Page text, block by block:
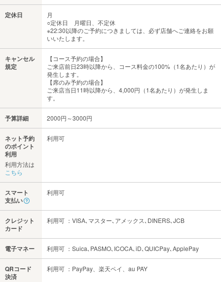
定休日
月
○定休日 月曜日、不定休
※22:30以降のご予約につきましては、必ず店舗へご連絡をお願
いいたします。
キャンセル
規定
【コース予約の場合】
ご来店前日23時以降から、コース料金の100%（1名あたり）が
発生します。
【席のみ予約の場合】
ご来店当日11時以降から、4,000円（1名あたり）が発生しま
す。
予算詳細 2000円～3000円
ネット予約
のポイント
利用
利用方法は
こちら
利用可
スマート
支払い
利用可
クレジット
カード
利用可 ：VISA､マスター､アメックス､DINERS､JCB
電子マネー 利用可 ：Suica､PASMO､ICOCA､iD､QUICPay､ApplePay
QRコード
決済
利用可 ：PayPay、楽天ペイ、au PAY